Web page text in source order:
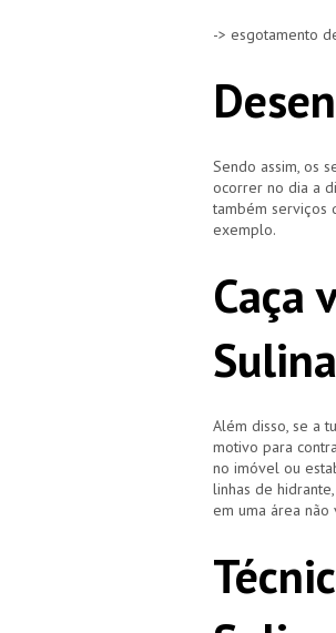
-> esgotamento
Sendo assim, os
ocorrer no dia a
também serviços
exemplo.
Caça
Sulina
Além disso, se a
motivo para
no imóvel ou
linhas de
em uma área